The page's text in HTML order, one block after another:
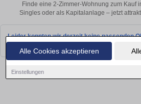
Alle Cookies akzeptieren
Einstellungen
Finde eine 2-Zimmer-Wohnung zum Kauf
Singles oder als Kapitalanlage – jetzt
Leider konnten wir derzeit keine passenden